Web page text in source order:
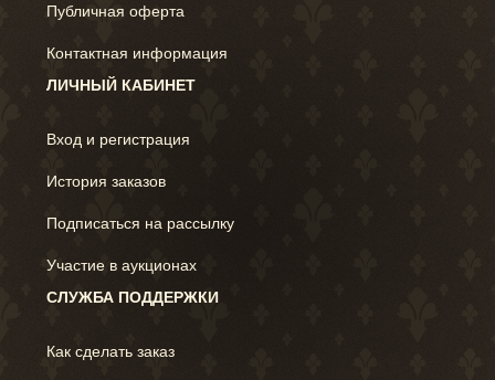
Публичная оферта
Контактная информация
ЛИЧНЫЙ КАБИНЕТ
Вход и регистрация
История заказов
Подписаться на рассылку
Участие в аукционах
СЛУЖБА ПОДДЕРЖКИ
Как сделать заказ